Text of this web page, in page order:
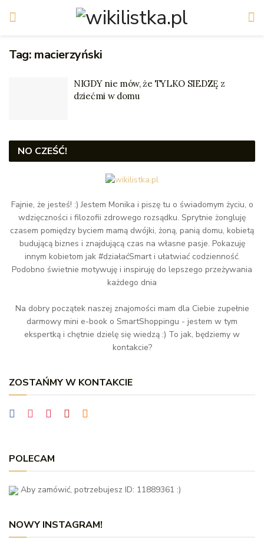
Tag: macierzyński
NIGDY nie mów, że TYLKO SIEDZĘ z
dziećmi w domu
NO CZEŚĆ!
Fajnie, że jesteś! :) Jestem Monika i piszę tu o świadomym życiu, o
wdzięczności i filozofii zdrowego rozsądku. Sprytnie żongluję
czasem pomiędzy byciem mamą dwójki, żoną, panią domu, kobietą
budującą biznes i znajdującą czas na własne pasje. Pokazuję
innym kobietom jak #działaćSmart i ułatwiać codzienność.
Podobno świetnie motywuję i inspiruję do lepszego przeżywania
każdego dnia
Na dobry początek naszej znajomości mam dla Ciebie zupełnie
darmowy mini e-book o SmartShoppingu - jestem w tym
ekspertką i chętnie dzielę się wiedzą :) To jak, będziemy w
kontakcie?
ZOSTAŃMY W KONTAKCIE
POLECAM
Aby zamówić, potrzebujesz ID: 11889361 :)
NOWY INSTAGRAM!